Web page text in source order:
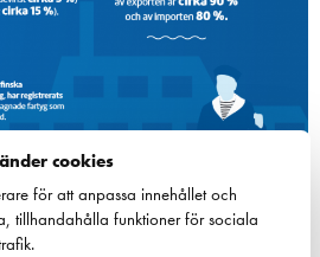
cookies
för att anpassa innehållet och
tillhandahålla funktioner för sociala